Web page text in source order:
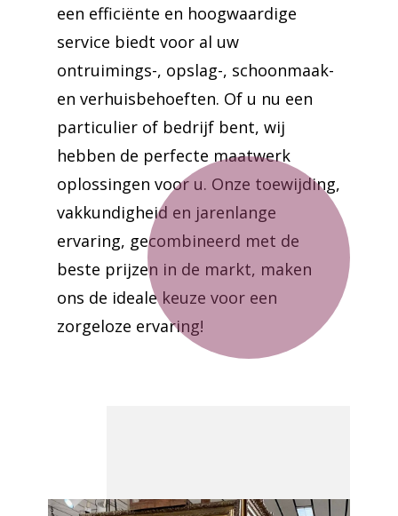
een efficiënte en hoogwaardige
service biedt voor al uw
ontruimings-, opslag-, schoonmaak-
en verhuisbehoeften. Of u nu een
particulier of bedrijf bent, wij
hebben de perfecte maatwerk
oplossingen voor u. Onze toewijding,
vakkundigheid en jarenlange
ervaring, gecombineerd met de
beste prijzen in de markt, maken
ons de ideale keuze voor een
zorgeloze ervaring!